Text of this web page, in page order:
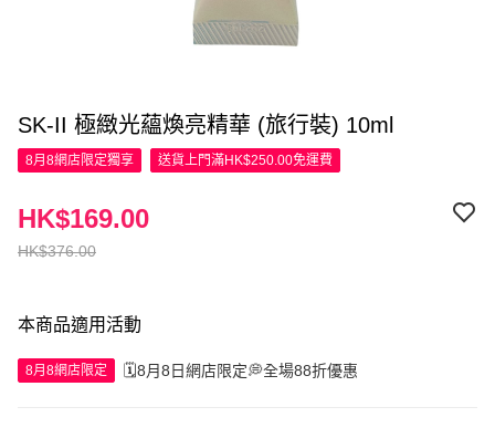
SK-II 極緻光蘊煥亮精華 (旅行裝) 10ml
8月8網店限定獨享 送貨上門滿HK$250.00免運費
HK$376.00
HK$169.00
本商品適用活動
8月8網店限定 🗓️8月8日網店限定💭全場88折優惠